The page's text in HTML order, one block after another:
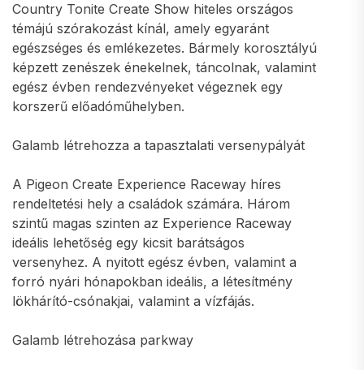
Country Tonite Create Show hiteles országos
témájú szórakozást kínál, amely egyaránt
egészséges és emlékezetes. Bármely korosztályú
képzett zenészek énekelnek, táncolnak, valamint
egész évben rendezvényeket végeznek egy
korszerű előadóműhelyben.
Galamb létrehozza a tapasztalati versenypályát
A Pigeon Create Experience Raceway híres
rendeltetési hely a családok számára. Három
szintű magas szinten az Experience Raceway
ideális lehetőség egy kicsit barátságos
versenyhez. A nyitott egész évben, valamint a
forró nyári hónapokban ideális, a létesítmény
lökhárító-csónakjai, valamint a vízfájás.
Galamb létrehozása parkway